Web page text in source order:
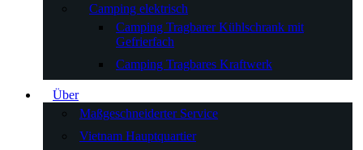
Camping elektrisch
Camping Tragbarer Kühlschrank mit
Gefrierfach
Camping Tragbares Kraftwerk
Über
Maßgeschneiderter Service
Vietnam Hauptquartier